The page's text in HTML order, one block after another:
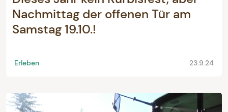
Nachmittag der offenen Tür am
Samstag 19.10.!
Erleben 23.9.24